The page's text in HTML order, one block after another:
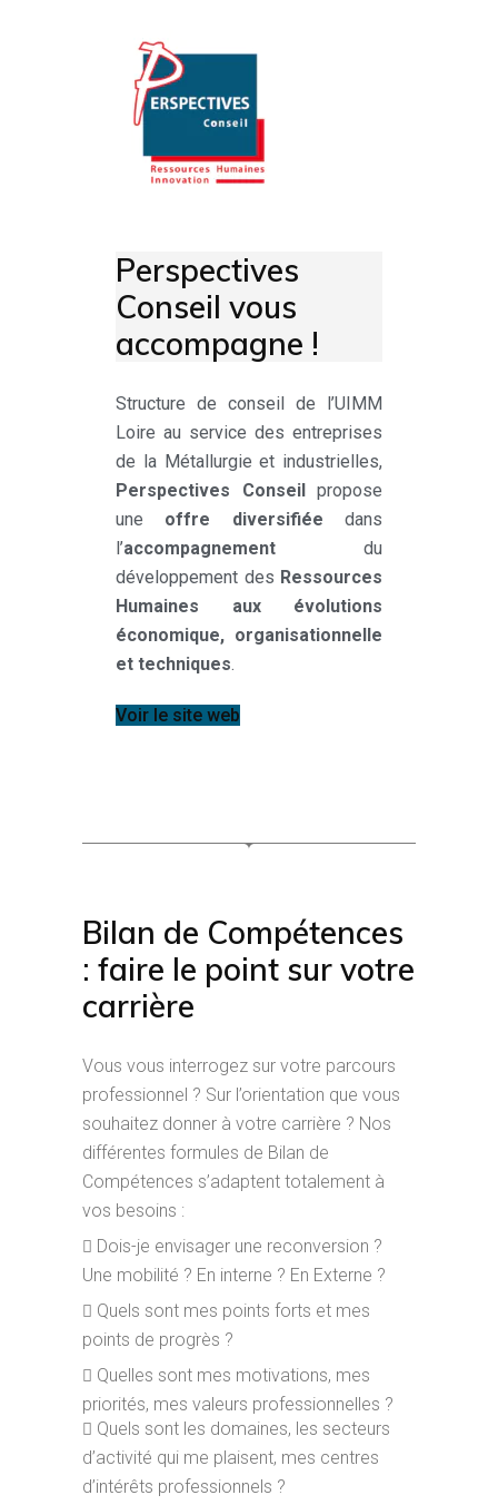
votre projet
Perspectives
Conseil vous
accompagne !
Structure de conseil de l’UIMM
Loire au service des entreprises
de la Métallurgie et industrielles,
Perspectives Conseilpropose
une offre diversifiée dans
l’accompagnement du
développement des Ressources
Humaines aux évolutions
économique, organisationnelle
et techniques.
Voir le site web
Bilan de Compétences
: faire le point sur votre
carrière
Vous vous interrogez sur votre parcours
professionnel ? Sur l’orientation que vous
souhaitez donner à votre carrière ? Nos
différentes formules de Bilan de
Compétences s’adaptent totalement à
vos besoins :
Dois-je envisager une reconversion ?
Une mobilité ? En interne ? En Externe ?
Quels sont mes points forts et mes
points de progrès ?
Quelles sont mes motivations, mes
priorités, mes valeurs professionnelles ?
Quels sont les domaines, les secteurs
d’activité qui me plaisent, mes centres
d’intérêts professionnels ?